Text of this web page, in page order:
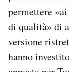
permettere
di qualità» di
versione
hanno